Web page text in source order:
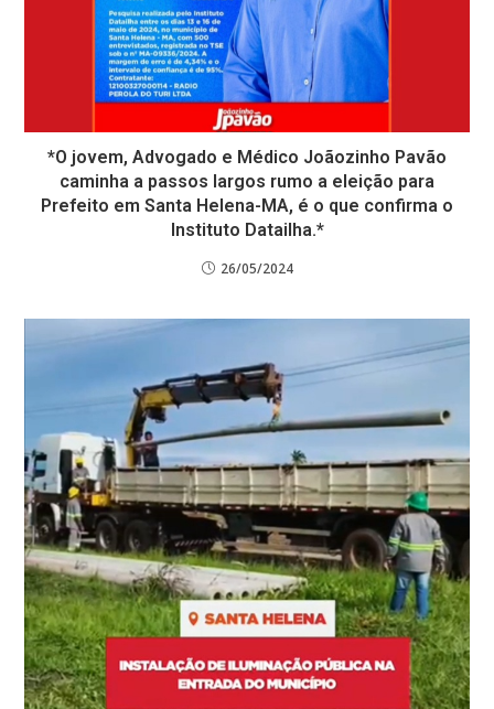
*O jovem, Advogado e Médico Joãozinho Pavão
caminha a passos largos rumo a eleição para
Prefeito em Santa Helena-MA, é o que confirma o
Instituto Datailha.*
26/05/2024